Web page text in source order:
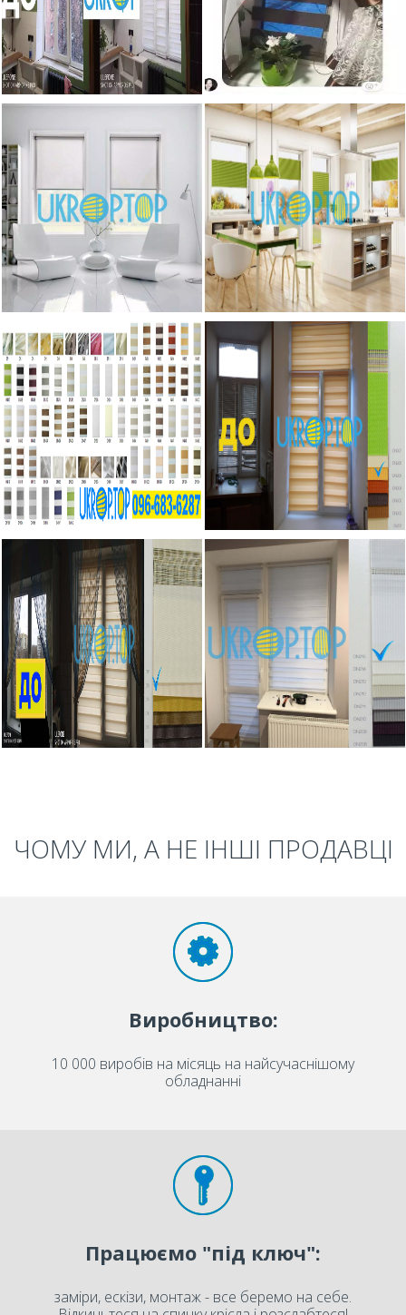
ЧОМУ МИ, А НЕ ІНШІ ПРОДАВЦІ
Виробництво:
10 000 виробів на місяць на найсучаснішому
обладнанні
Працюємо "під ключ":
заміри, ескізи, монтаж - все беремо на себе.